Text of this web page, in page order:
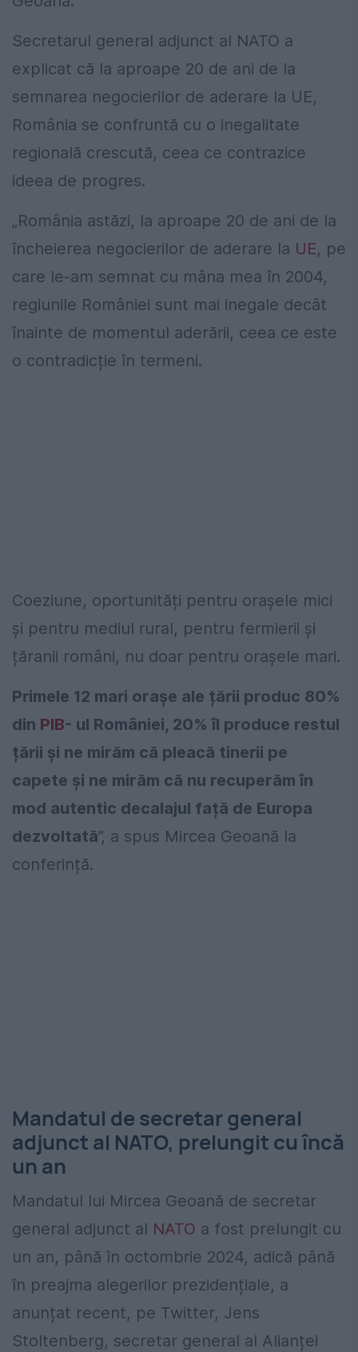
Secretarul general adjunct al NATO a
explicat că la aproape 20 de ani de la
semnarea negocierilor de aderare la UE,
România se confruntă cu o inegalitate
regională crescută, ceea ce contrazice
ideea de progres.
„România astăzi, la aproape 20 de ani de la
încheierea negocierilor de aderare la UE, pe
care le-am semnat cu mâna mea în 2004,
regiunile României sunt mai inegale decât
înainte de momentul aderării, ceea ce este
o contradicție în termeni.
Coeziune, oportunități pentru orașele mici
și pentru mediul rural, pentru fermierii și
țăranii români, nu doar pentru orașele mari.
Primele 12 mari orașe ale țării produc 80%
din PIB- ul României, 20% îl produce restul
țării și ne mirăm că pleacă tinerii pe
capete și ne mirăm că nu recuperăm în
mod autentic decalajul față de Europa
dezvoltată”, a spus Mircea Geoană la
conferință.
Mandatul de secretar general
adjunct al NATO, prelungit cu încă
un an
Mandatul lui Mircea Geoană de secretar
general adjunct al NATO a fost prelungit cu
un an, până în octombrie 2024, adică până
în preajma alegerilor prezidențiale, a
anunțat recent, pe Twitter, Jens
Stoltenberg, secretar general al Alianței